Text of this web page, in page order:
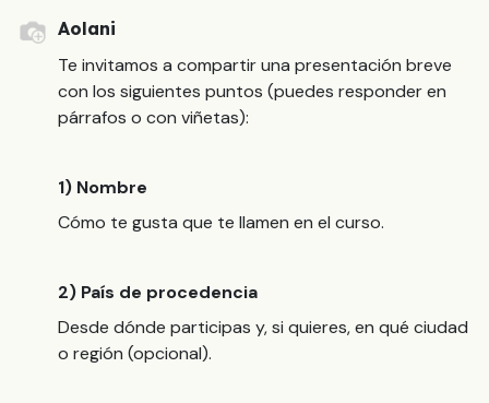
Aolani
Te invitamos a compartir una presentación breve
con los siguientes puntos (puedes responder en
párrafos o con viñetas):
1) Nombre
Cómo te gusta que te llamen en el curso.
2) País de procedencia
Desde dónde participas y, si quieres, en qué ciudad
o región (opcional).